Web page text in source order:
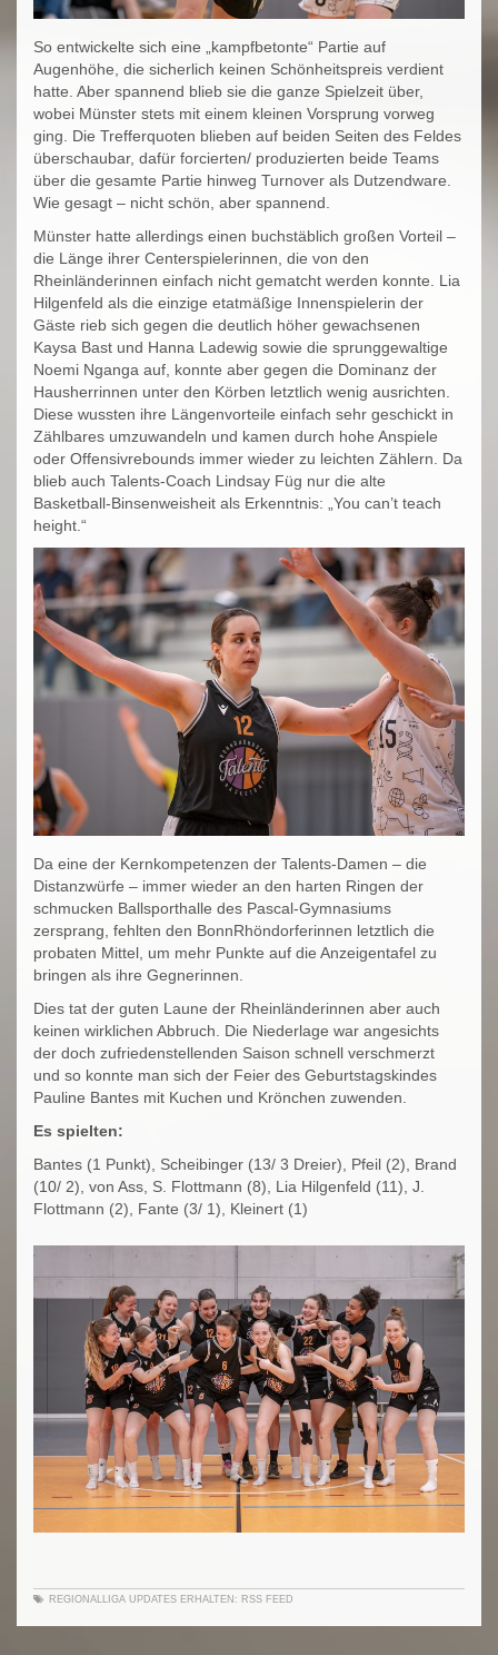
So entwickelte sich eine „kampfbetonte“ Partie auf
Augenhöhe, die sicherlich keinen Schönheitspreis verdient
hatte. Aber spannend blieb sie die ganze Spielzeit über,
wobei Münster stets mit einem kleinen Vorsprung vorweg
ging. Die Trefferquoten blieben auf beiden Seiten des Feldes
überschaubar, dafür forcierten/ produzierten beide Teams
über die gesamte Partie hinweg Turnover als Dutzendware.
Wie gesagt – nicht schön, aber spannend.
Münster hatte allerdings einen buchstäblich großen Vorteil –
die Länge ihrer Centerspielerinnen, die von den
Rheinländerinnen einfach nicht gematcht werden konnte. Lia
Hilgenfeld als die einzige etatmäßige Innenspielerin der
Gäste rieb sich gegen die deutlich höher gewachsenen
Kaysa Bast und Hanna Ladewig sowie die sprunggewaltige
Noemi Nganga auf, konnte aber gegen die Dominanz der
Hausherrinnen unter den Körben letztlich wenig ausrichten.
Diese wussten ihre Längenvorteile einfach sehr geschickt in
Zählbares umzuwandeln und kamen durch hohe Anspiele
oder Offensivrebounds immer wieder zu leichten Zählern. Da
blieb auch Talents-Coach Lindsay Füg nur die alte
Basketball-Binsenweisheit als Erkenntnis: „You can’t teach
height.“
Da eine der Kernkompetenzen der Talents-Damen – die
Distanzwürfe – immer wieder an den harten Ringen der
schmucken Ballsporthalle des Pascal-Gymnasiums
zersprang, fehlten den BonnRhöndorferinnen letztlich die
probaten Mittel, um mehr Punkte auf die Anzeigentafel zu
bringen als ihre Gegnerinnen.
Dies tat der guten Laune der Rheinländerinnen aber auch
keinen wirklichen Abbruch. Die Niederlage war angesichts
der doch zufriedenstellenden Saison schnell verschmerzt
und so konnte man sich der Feier des Geburtstagskindes
Pauline Bantes mit Kuchen und Krönchen zuwenden.
Es spielten:
Bantes (1 Punkt), Scheibinger (13/ 3 Dreier), Pfeil (2), Brand
(10/ 2), von Ass, S. Flottmann (8), Lia Hilgenfeld (11), J.
Flottmann (2), Fante (3/ 1), Kleinert (1)
REGIONALLIGA UPDATES ERHALTEN: RSS FEED